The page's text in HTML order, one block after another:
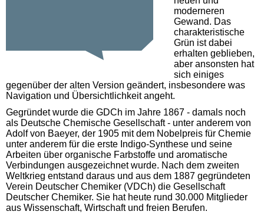
moderneren
Gewand. Das
charakteristische
Grün ist dabei
erhalten geblieben,
aber ansonsten hat
sich einiges
gegenüber der alten Version geändert, insbesondere was
Navigation und Übersichtlichkeit angeht.
Gegründet wurde die GDCh im Jahre 1867 - damals noch
als Deutsche Chemische Gesellschaft - unter anderem von
Adolf von Baeyer, der 1905 mit dem Nobelpreis für Chemie
unter anderem für die erste Indigo-Synthese und seine
Arbeiten über organische Farbstoffe und aromatische
Verbindungen ausgezeichnet wurde. Nach dem zweiten
Weltkrieg entstand daraus und aus dem 1887 gegründeten
Verein Deutscher Chemiker (VDCh) die Gesellschaft
Deutscher Chemiker. Sie hat heute rund 30.000 Mitglieder
aus Wissenschaft, Wirtschaft und freien Berufen.